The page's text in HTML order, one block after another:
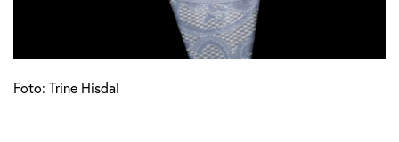
Foto: Trine Hisdal